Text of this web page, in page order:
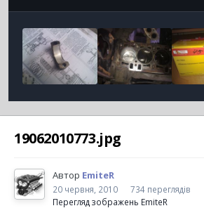
19062010773.jpg
Автор EmiteR
20 червня, 2010
734 переглядів
Перегляд зображень EmiteR